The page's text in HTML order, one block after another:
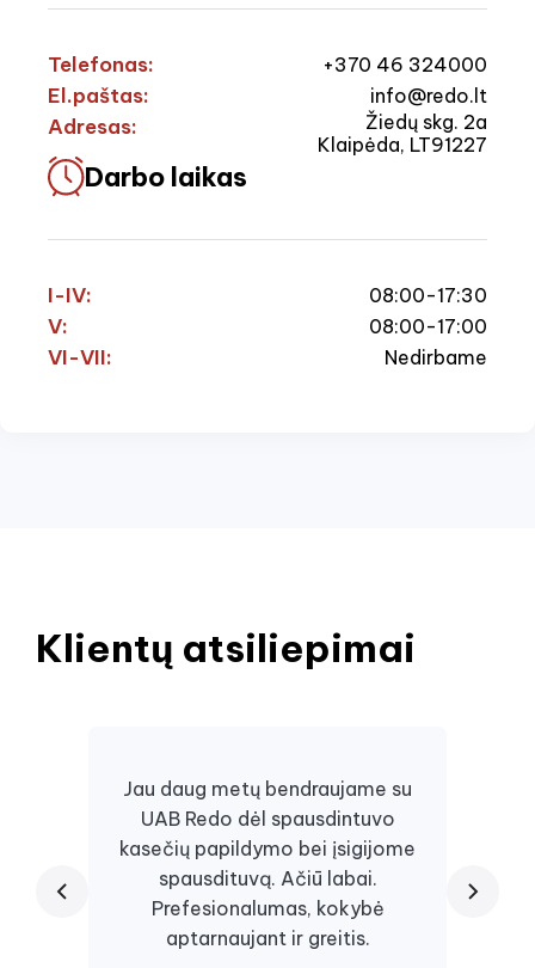
Telefonas: +370 46 324000
El.paštas: info@redo.lt
Adresas:
Žiedų skg. 2a
Klaipėda, LT91227
Darbo laikas
I-IV: 08:00-17:30
V: 08:00-17:00
VI-VII: Nedirbame
Klientų atsiliepimai
Jau daug metų bendraujame su
UAB Redo dėl spausdintuvo
kasečių papildymo bei įsigijome
spausdituvą. Ačiū labai.
Prefesionalumas, kokybė
aptarnaujant ir greitis.